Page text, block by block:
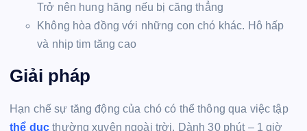
Trở nên hung hăng nếu bị căng thẳng
Không hòa đồng với những con chó khác. Hô hấp
và nhịp tim tăng cao
Giải pháp
Hạn chế sự tăng động của chó có thể thông qua việc tập
thể dục thường xuyên ngoài trời. Dành 30 phút – 1 giờ